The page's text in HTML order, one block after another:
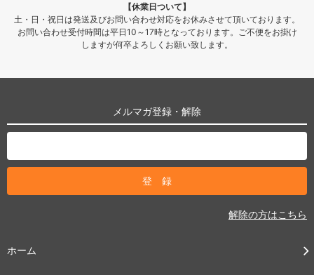
【休業日ついて】
土・日・祝日は発送及びお問い合わせ対応をお休みさせて頂いております。
お問い合わせ受付時間は平日10～17時となっております。ご不便をお掛け
しますが何卒よろしくお願い致します。
メルマガ登録・解除
解除の方はこちら
ホーム